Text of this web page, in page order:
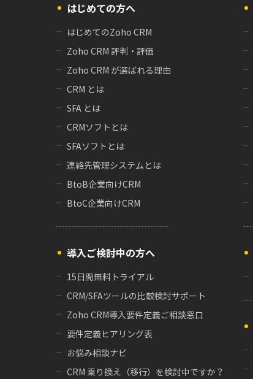
はじめての方へ
はじめてのZoho CRM
Zoho CRM 評判・評価
Zoho CRM が選ばれる理由
CRM とは
SFA とは
CRMソフトとは
SFAソフトとは
連絡先管理システムとは
BtoB企業向けCRM
BtoC企業向けCRM
導入ご検討中の方へ
15日間無料トライアル
CRM/SFAツールの比較検討サポート
Zoho CRM導入要件定義ご相談窓口
要件定義ヒアリング表
お悩み相談ナビ
CRM 乗り換え（移行）を検討中ですか？